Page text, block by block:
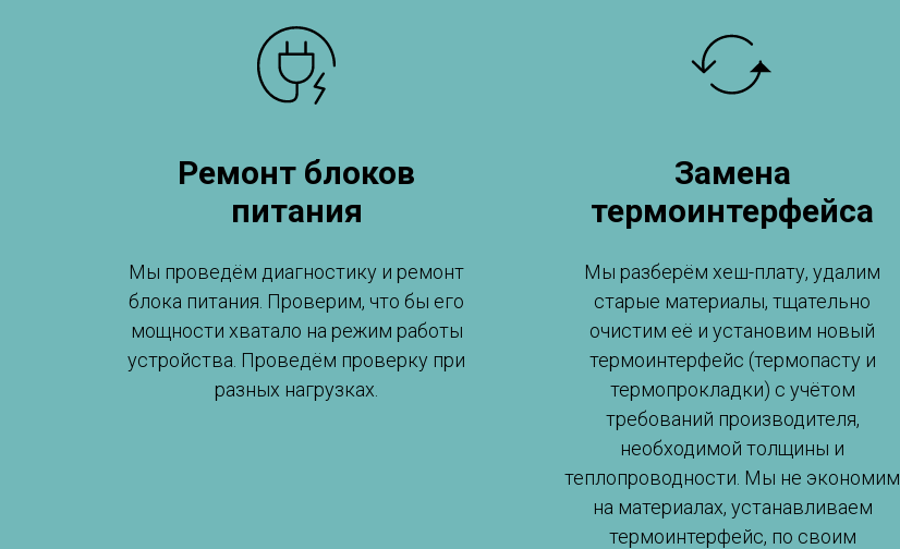
Ремонт блоков
питания
Мы проведём диагностику и ремонт
блока питания. Проверим, что бы его
мощности хватало на режим работы
устройства. Проведём проверку при
разных нагрузках.
Замена
термоинтерфейса
Мы разберём хеш-плату, удалим
старые материалы, тщательно
очистим её и установим новый
термоинтерфейс (термопасту и
термопрокладки) с учётом
требований производителя,
необходимой толщины и
теплопроводности. Мы не экономим
на материалах, устанавливаем
термоинтерфейс, по своим